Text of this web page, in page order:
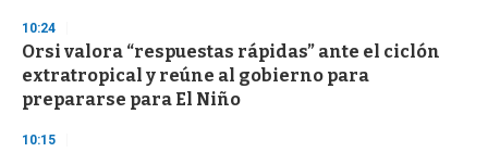
10:24
Orsi valora “respuestas rápidas” ante el ciclón
extratropical y reúne al gobierno para
prepararse para El Niño
10:15